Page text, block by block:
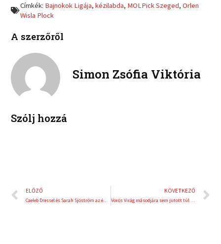
o
k
i
n
l
n
e
n
e
Címkék: Bajnokok Ligája,kézilabda, MOLPick Szeged,Orlen
Wisla Plock
A szerzőről
Simon Zsófia Viktória
Szólj hozzá
Előző
ELŐZŐ KÖVETKEZŐ